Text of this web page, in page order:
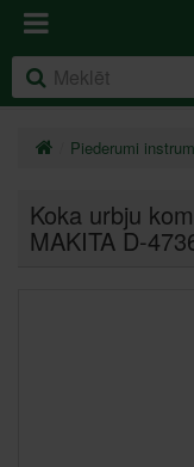
Piederumi
Koka urbju
MAKITA D-